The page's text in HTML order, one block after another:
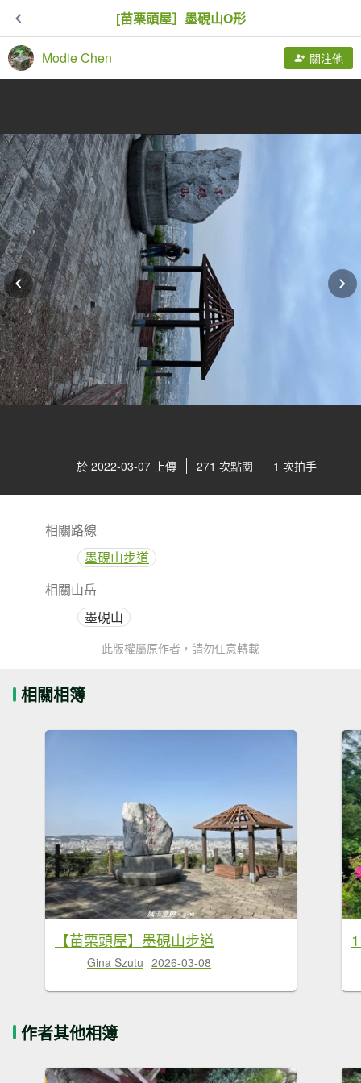
[苗栗頭屋］墨硯山O形
Modie Chen 關注他
於 2022-03-07 上傳 271 次點閱 1 次拍手
相關路線
墨硯山步道
相關山岳
墨硯山
此版權屬原作者，請勿任意轉載
相關相簿
【苗栗頭屋】墨硯山步道
Gina Szutu 2026-03-08
作者其他相簿